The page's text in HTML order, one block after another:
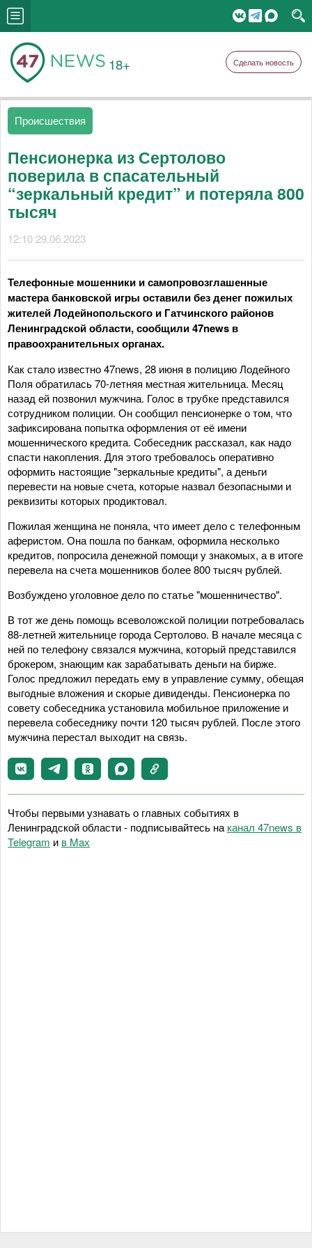
18+ Сделать новость
Происшествия
Пенсионерка из Сертолово
поверила в спасательный
“зеркальный кредит” и потеряла 800
тысяч
12:10 29.06.2023
Телефонные мошенники и самопровозглашенные
мастера банковской игры оставили без денег пожилых
жителей Лодейнопольского и Гатчинского районов
Ленинградской области, сообщили 47news в
правоохранительных органах.
Как стало известно 47news, 28 июня в полицию Лодейного
Поля обратилась 70-летняя местная жительница. Месяц
назад ей позвонил мужчина. Голос в трубке представился
сотрудником полиции. Он сообщил пенсионерке о том, что
зафиксирована попытка оформления от её имени
мошеннического кредита. Собеседник рассказал, как надо
спасти накопления. Для этого требовалось оперативно
оформить настоящие "зеркальные кредиты", а деньги
перевести на новые счета, которые назвал безопасными и
реквизиты которых продиктовал.
Пожилая женщина не поняла, что имеет дело с телефонным
аферистом. Она пошла по банкам, оформила несколько
кредитов, попросила денежной помощи у знакомых, а в итоге
перевела на счета мошенников более 800 тысяч рублей.
Возбуждено уголовное дело по статье "мошенничество".
В тот же день помощь всеволожской полиции потребовалась
88-летней жительнице города Сертолово. В начале месяца с
ней по телефону связался мужчина, который представился
брокером, знающим как зарабатывать деньги на бирже.
Голос предложил передать ему в управление сумму, обещая
выгодные вложения и скорые дивиденды. Пенсионерка по
совету собеседника установила мобильное приложение и
перевела собеседнику почти 120 тысяч рублей. После этого
мужчина перестал выходит на связь.
Чтобы первыми узнавать о главных событиях в
Ленинградской области - подписывайтесь на канал 47news в
Telegram и в Maх